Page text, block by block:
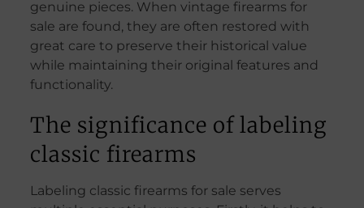
genuine pieces. When vintage firearms for
sale are found, they are often restored with
great care to preserve their historical value
while maintaining their original features and
functionality.
The significance of labeling
classic firearms
Labeling classic firearms for sale serves